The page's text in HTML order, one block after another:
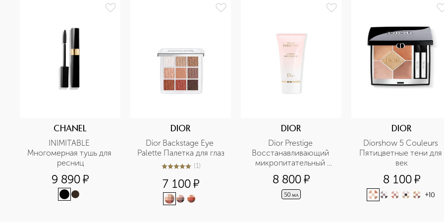
CHANEL
INIMITABLE
Многомерная тушь для
ресниц
9 890¤
DIOR
Dior Backstage Eye
Palette Палетка для глаз
5из 51 (1)
7 100¤
DIOR
Dior Prestige
Восстанавливающий
микропитательный
крем для рук
8 800¤
50 мл
DIOR
Diorshow 5 Couleurs
Пятицветные тени для
век
8 100¤
+10